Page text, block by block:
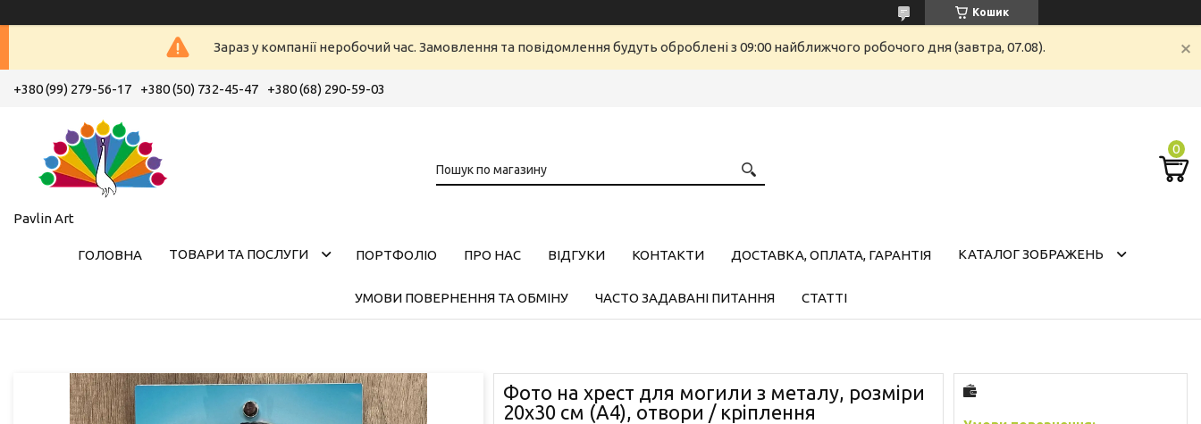
Кошик
Зараз у компанії неробочий час. Замовлення та повідомлення будуть оброблені з 09:00 найближчого робочого дня (завтра, 07.08).
+380 (99) 279-56-17 +380 (50) 732-45-47 +380 (68) 290-59-03
Pavlin Art
ГОЛОВНА ТОВАРИ ТА ПОСЛУГИ ПОРТФОЛІО ПРО НАС ВІДГУКИ КОНТАКТИ ДОСТАВКА, ОПЛАТА, ГАРАНТІЯ КАТАЛОГ ЗОБРАЖЕНЬ
УМОВИ ПОВЕРНЕННЯ ТА ОБМІНУ ЧАСТО ЗАДАВАНІ ПИТАННЯ СТАТТІ
Фото на хрест для могили з металу, розміри
20х30 см (А4), отвори / кріплення